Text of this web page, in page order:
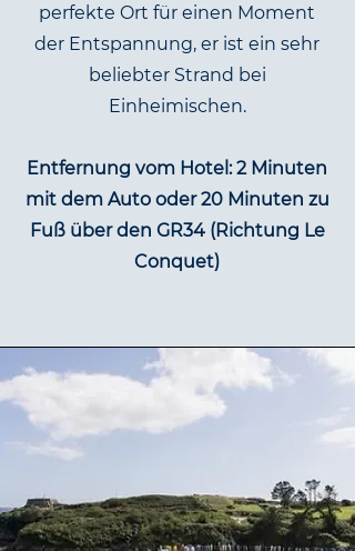
perfekte Ort für einen Moment
der Entspannung, er ist ein sehr
beliebter Strand bei
Einheimischen.
Entfernung vom Hotel: 2 Minuten
mit dem Auto oder 20 Minuten zu
Fuß über den GR34 (Richtung Le
Conquet)